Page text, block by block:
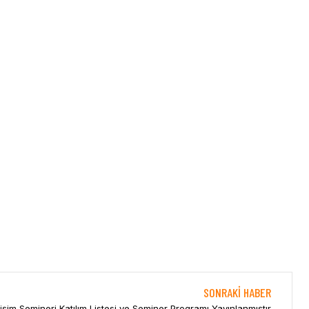
SONRAKI HABER